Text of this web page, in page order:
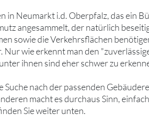
in Neumarkt i.d. Oberpfalz, das
angesammelt, der natürlich
sowie die Verkehrsflächen
wie erkennt man den
ihnen sind eher schwer zu
nach der passenden
macht es durchaus Sinn,
Sie weiter unten.